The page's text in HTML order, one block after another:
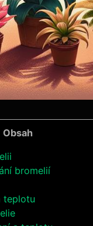
Obsah
bromelií
teplotu